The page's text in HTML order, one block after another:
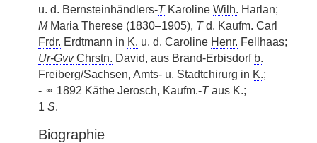
u. d. Bernsteinhändlers-TKaroline Wilh. Harlan;
MMaria Therese (1830–1905), Td. Kaufm. Carl
Frdr. Erdtmann in K. u. d. Caroline Henr. Fellhaas;
Ur-Gvv Chrstn. David, aus Brand-Erbisdorf b.
Freiberg/Sachsen, Amts- u. Stadtchirurg in K.;
- ⚭ 1892 Käthe Jerosch, Kaufm.-Taus K.;
1 S.
Biographie